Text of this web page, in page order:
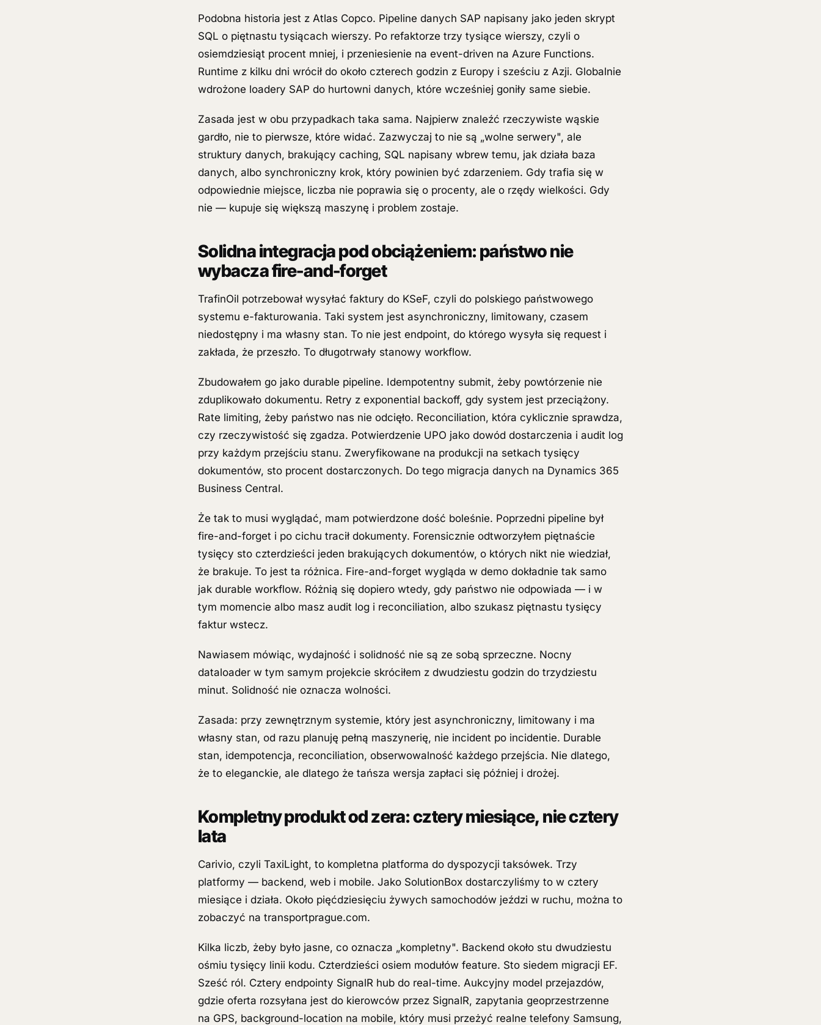
Podobna historia jest z Atlas Copco. Pipeline danych SAP napisany jako jeden skrypt
SQL o piętnastu tysiącach wierszy. Po refaktorze trzy tysiące wierszy, czyli o
osiemdziesiąt procent mniej, i przeniesienie na event-driven na Azure Functions.
Runtime z kilku dni wrócił do około czterech godzin z Europy i sześciu z Azji. Globalnie
wdrożone loadery SAP do hurtowni danych, które wcześniej goniły same siebie.
Zasada jest w obu przypadkach taka sama. Najpierw znaleźć rzeczywiste wąskie
gardło, nie to pierwsze, które widać. Zazwyczaj to nie są „wolne serwery", ale
struktury danych, brakujący caching, SQL napisany wbrew temu, jak działa baza
danych, albo synchroniczny krok, który powinien być zdarzeniem. Gdy trafia się w
odpowiednie miejsce, liczba nie poprawia się o procenty, ale o rzędy wielkości. Gdy
nie — kupuje się większą maszynę i problem zostaje.
Solidna integracja pod obciążeniem: państwo nie
wybacza fire-and-forget
TrafinOil potrzebował wysyłać faktury do KSeF, czyli do polskiego państwowego
systemu e-fakturowania. Taki system jest asynchroniczny, limitowany, czasem
niedostępny i ma własny stan. To nie jest endpoint, do którego wysyła się request i
zakłada, że przeszło. To długotrwały stanowy workflow.
Zbudowałem go jako durable pipeline. Idempotentny submit, żeby powtórzenie nie
zduplikowało dokumentu. Retry z exponential backoff, gdy system jest przeciążony.
Rate limiting, żeby państwo nas nie odcięło. Reconciliation, która cyklicznie sprawdza,
czy rzeczywistość się zgadza. Potwierdzenie UPO jako dowód dostarczenia i audit log
przy każdym przejściu stanu. Zweryfikowane na produkcji na setkach tysięcy
dokumentów, sto procent dostarczonych. Do tego migracja danych na Dynamics 365
Business Central.
Że tak to musi wyglądać, mam potwierdzone dość boleśnie. Poprzedni pipeline był
fire-and-forget i po cichu tracił dokumenty. Forensicznie odtworzyłem piętnaście
tysięcy sto czterdzieści jeden brakujących dokumentów, o których nikt nie wiedział,
że brakuje. To jest ta różnica. Fire-and-forget wygląda w demo dokładnie tak samo
jak durable workflow. Różnią się dopiero wtedy, gdy państwo nie odpowiada — i w
tym momencie albo masz audit log i reconciliation, albo szukasz piętnastu tysięcy
faktur wstecz.
Nawiasem mówiąc, wydajność i solidność nie są ze sobą sprzeczne. Nocny
dataloader w tym samym projekcie skróciłem z dwudziestu godzin do trzydziestu
minut. Solidność nie oznacza wolności.
Zasada: przy zewnętrznym systemie, który jest asynchroniczny, limitowany i ma
własny stan, od razu planuję pełną maszynerię, nie incident po incidentie. Durable
stan, idempotencja, reconciliation, obserwowalność każdego przejścia. Nie dlatego,
że to eleganckie, ale dlatego że tańsza wersja zapłaci się później i drożej.
Kompletny produkt od zera: cztery miesiące, nie cztery
lata
Carivio, czyli TaxiLight, to kompletna platforma do dyspozycji taksówek. Trzy
platformy — backend, web i mobile. Jako SolutionBox dostarczyliśmy to w cztery
miesiące i działa. Około pięćdziesięciu żywych samochodów jeździ w ruchu, można to
zobaczyć na transportprague.com.
Kilka liczb, żeby było jasne, co oznacza „kompletny". Backend około stu dwudziestu
ośmiu tysięcy linii kodu. Czterdzieści osiem modułów feature. Sto siedem migracji EF.
Sześć ról. Cztery endpointy SignalR hub do real-time. Aukcyjny model przejazdów,
gdzie oferta rozsyłana jest do kierowców przez SignalR, zapytania geoprzestrzenne
na GPS, background-location na mobile, który musi przeżyć realne telefony Samsung,